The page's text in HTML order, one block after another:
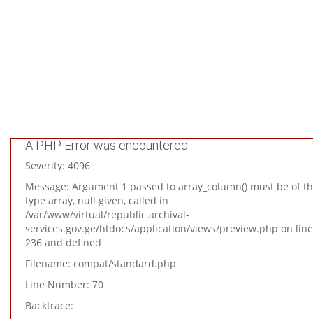
A PHP Error was encountered
Severity: 4096
Message: Argument 1 passed to array_column() must be of
type array, null given, called in
/var/www/virtual/republic.archival-
services.gov.ge/htdocs/application/views/preview.php on line
236 and defined
Filename: compat/standard.php
Line Number: 70
Backtrace: